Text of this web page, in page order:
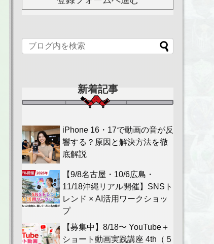
新着記事
iPhone 16・17で動画の音が反
響する？原因と解決方法を徹
底解説
【9/8名古屋・10/6広島・
11/18沖縄リアル開催】SNSト
レンド × AI活用ワークショッ
プ
【募集中】8/18〜 YouTube＋
ショート動画実践講座 4th（５